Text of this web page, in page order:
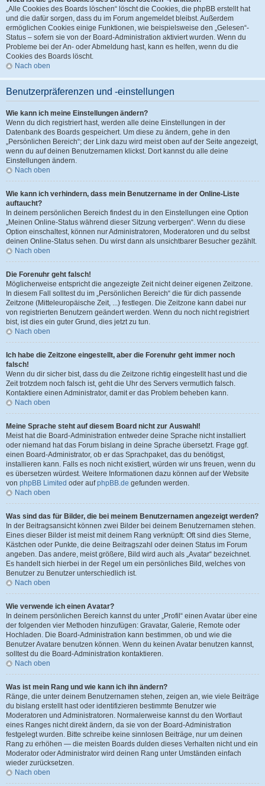
„Alle Cookies des Boards löschen“ löscht die Cookies, die phpBB erstellt hat
und die dafür sorgen, dass du im Forum angemeldet bleibst. Außerdem
ermöglichen Cookies einige Funktionen, wie beispielsweise den „Gelesen“-
Status – sofern sie von der Board-Administration aktiviert wurden. Wenn du
Probleme bei der An- oder Abmeldung hast, kann es helfen, wenn du die
Cookies des Boards löscht.
Nach oben
Benutzerpräferenzen und -einstellungen
Wie kann ich meine Einstellungen ändern?
Wenn du dich registriert hast, werden alle deine Einstellungen in der
Datenbank des Boards gespeichert. Um diese zu ändern, gehe in den
„Persönlichen Bereich“; der Link dazu wird meist oben auf der Seite angezeigt,
wenn du auf deinen Benutzernamen klickst. Dort kannst du alle deine
Einstellungen ändern.
Nach oben
Wie kann ich verhindern, dass mein Benutzername in der Online-Liste
auftaucht?
In deinem persönlichen Bereich findest du in den Einstellungen eine Option
„Meinen Online-Status während dieser Sitzung verbergen“. Wenn du diese
Option einschaltest, können nur Administratoren, Moderatoren und du selbst
deinen Online-Status sehen. Du wirst dann als unsichtbarer Besucher gezählt.
Nach oben
Die Forenuhr geht falsch!
Möglicherweise entspricht die angezeigte Zeit nicht deiner eigenen Zeitzone.
In diesem Fall solltest du im „Persönlichen Bereich“ die für dich passende
Zeitzone (Mitteleuropäische Zeit, ...) festlegen. Die Zeitzone kann dabei nur
von registrierten Benutzern geändert werden. Wenn du noch nicht registriert
bist, ist dies ein guter Grund, dies jetzt zu tun.
Nach oben
Ich habe die Zeitzone eingestellt, aber die Forenuhr geht immer noch
falsch!
Wenn du dir sicher bist, dass du die Zeitzone richtig eingestellt hast und die
Zeit trotzdem noch falsch ist, geht die Uhr des Servers vermutlich falsch.
Kontaktiere einen Administrator, damit er das Problem beheben kann.
Nach oben
Meine Sprache steht auf diesem Board nicht zur Auswahl!
Meist hat die Board-Administration entweder deine Sprache nicht installiert
oder niemand hat das Forum bislang in deine Sprache übersetzt. Frage ggf.
einen Board-Administrator, ob er das Sprachpaket, das du benötigst,
installieren kann. Falls es noch nicht existiert, würden wir uns freuen, wenn du
es übersetzen würdest. Weitere Informationen dazu können auf der Website
von phpBB Limited oder aufphpBB.de gefunden werden.
Nach oben
Was sind das für Bilder, die bei meinem Benutzernamen angezeigt werden?
In der Beitragsansicht können zwei Bilder bei deinem Benutzernamen stehen.
Eines dieser Bilder ist meist mit deinem Rang verknüpft: Oft sind dies Sterne,
Kästchen oder Punkte, die deine Beitragszahl oder deinen Status im Forum
angeben. Das andere, meist größere, Bild wird auch als „Avatar“ bezeichnet.
Es handelt sich hierbei in der Regel um ein persönliches Bild, welches von
Benutzer zu Benutzer unterschiedlich ist.
Nach oben
Wie verwende ich einen Avatar?
In deinem persönlichen Bereich kannst du unter „Profil“ einen Avatar über eine
der folgenden vier Methoden hinzufügen: Gravatar, Galerie, Remote oder
Hochladen. Die Board-Administration kann bestimmen, ob und wie die
Benutzer Avatare benutzen können. Wenn du keinen Avatar benutzen kannst,
solltest du die Board-Administration kontaktieren.
Nach oben
Was ist mein Rang und wie kann ich ihn ändern?
Ränge, die unter deinem Benutzernamen stehen, zeigen an, wie viele Beiträge
du bislang erstellt hast oder identifizieren bestimmte Benutzer wie
Moderatoren und Administratoren. Normalerweise kannst du den Wortlaut
eines Ranges nicht direkt ändern, da sie von der Board-Administration
festgelegt wurden. Bitte schreibe keine sinnlosen Beiträge, nur um deinen
Rang zu erhöhen — die meisten Boards dulden dieses Verhalten nicht und ein
Moderator oder Administrator wird deinen Rang unter Umständen einfach
wieder zurücksetzen.
Nach oben